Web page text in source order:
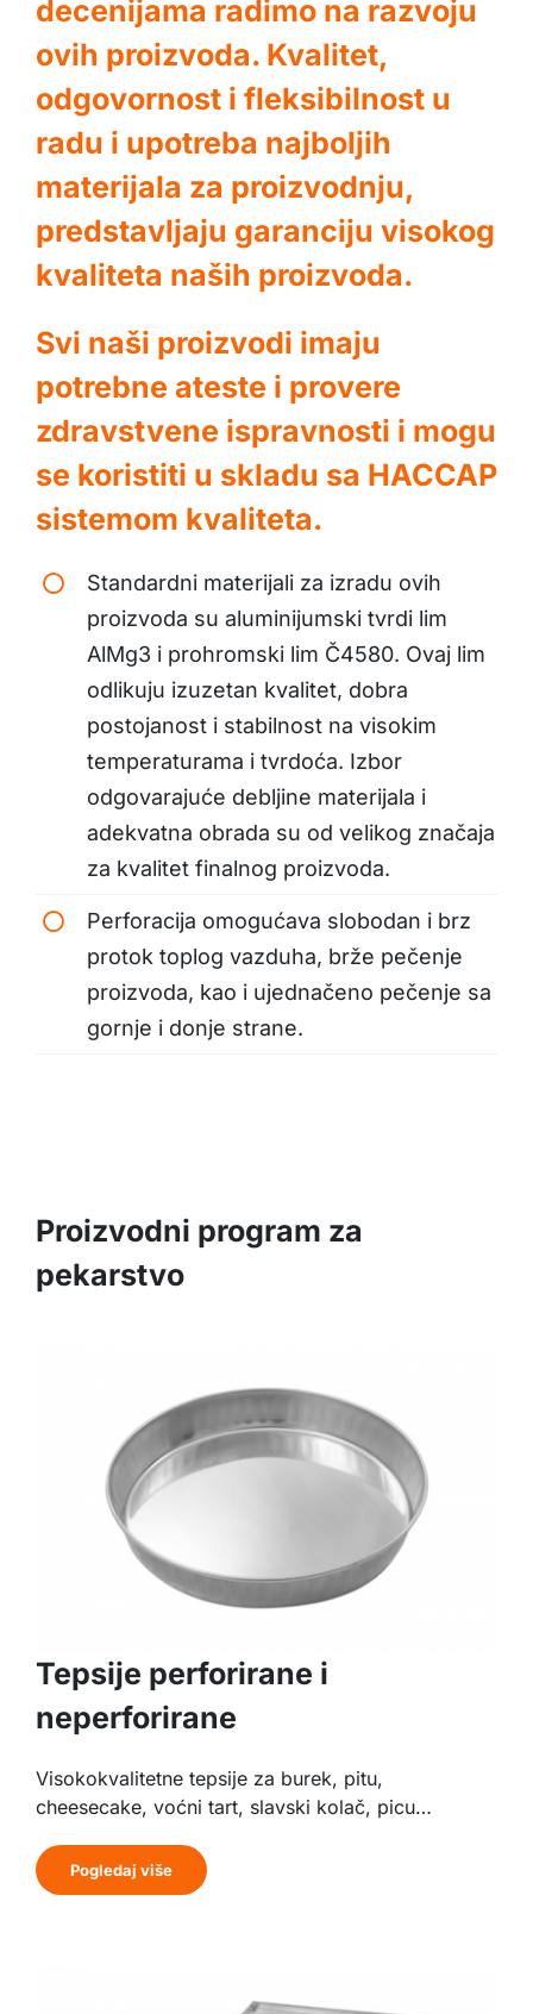
decenijama radimo na razvoju
ovih proizvoda. Kvalitet,
odgovornost i fleksibilnost u
radu i upotreba najboljih
materijala za proizvodnju,
predstavljaju garanciju visokog
kvaliteta naših proizvoda.
Svi naši proizvodi imaju
potrebne ateste i provere
zdravstvene ispravnosti i mogu
se koristiti u skladu sa HACCAP
sistemom kvaliteta.
Standardni materijali za izradu ovih
proizvoda su aluminijumski tvrdi lim
AlMg3 i prohromski lim Č4580. Ovaj lim
odlikuju izuzetan kvalitet, dobra
postojanost i stabilnost na visokim
temperaturama i tvrdoća. Izbor
odgovarajuće debljine materijala i
adekvatna obrada su od velikog značaja
za kvalitet finalnog proizvoda.
Perforacija omogućava slobodan i brz
protok toplog vazduha, brže pečenje
proizvoda, kao i ujednačeno pečenje sa
gornje i donje strane.
Proizvodni program za
pekarstvo
Tepsije perforirane i
neperforirane
Visokokvalitetne tepsije za burek, pitu,
cheesecake, voćni tart, slavski kolač, picu…
Pogledaj više